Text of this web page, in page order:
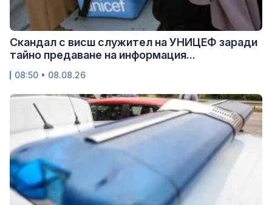
Скандал с висш служител на УНИЦЕФ заради
тайно предаване на информация...
08:50 • 08.08.26